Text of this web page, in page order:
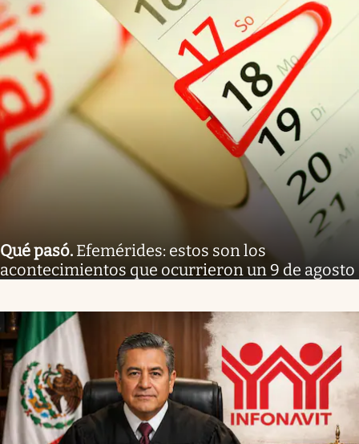
Qué pasó. Efemérides: estos son los
acontecimientos que ocurrieron un 9 de agosto